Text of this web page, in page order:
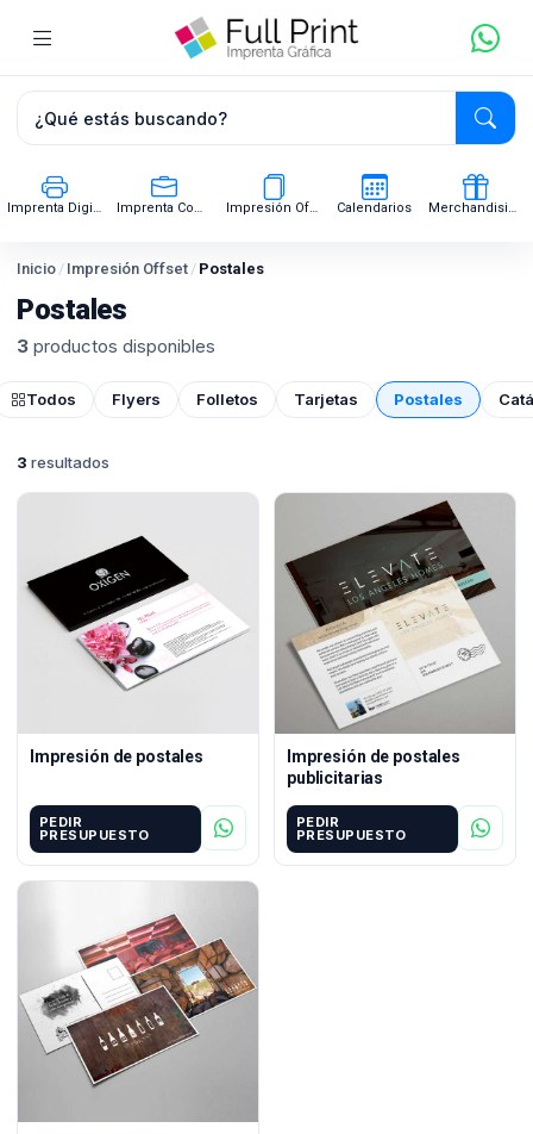
Imprenta Digital Imprenta Comercial Impresión Offset Calendarios Merchandising
Inicio / Impresión Offset / Postales
Postales
3 productos disponibles
Todos Flyers Folletos Tarjetas Postales
3 resultados
Impresión de postales
PEDIR
PRESUPUESTO
Impresión de postales
publicitarias
PEDIR
PRESUPUESTO